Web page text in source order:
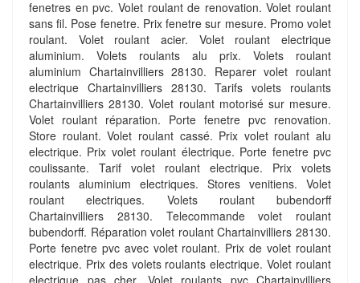
fenetres en pvc. Volet roulant de renovation. Volet roulant
sans fil. Pose fenetre. Prix fenetre sur mesure. Promo volet
roulant. Volet roulant acier. Volet roulant electrique
aluminium. Volets roulants alu prix. Volets roulant
aluminium Chartainvilliers 28130. Reparer volet roulant
electrique Chartainvilliers 28130. Tarifs volets roulants
Chartainvilliers 28130. Volet roulant motorisé sur mesure.
Volet roulant réparation. Porte fenetre pvc renovation.
Store roulant. Volet roulant cassé. Prix volet roulant alu
electrique. Prix volet roulant électrique. Porte fenetre pvc
coulissante. Tarif volet roulant electrique. Prix volets
roulants aluminium electriques. Stores venitiens. Volet
roulant electriques. Volets roulant bubendorff
Chartainvilliers 28130. Telecommande volet roulant
bubendorff. Réparation volet roulant Chartainvilliers 28130.
Porte fenetre pvc avec volet roulant. Prix de volet roulant
electrique. Prix des volets roulants electrique. Volet roulant
electrique pas cher. Volet roulants pvc Chartainvilliers